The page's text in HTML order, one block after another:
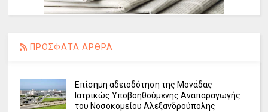
ΠΡΟΣΦΑΤΑ ΑΡΘΡΑ
Επίσημη αδειοδότηση της Μονάδας
Ιατρικώς Υποβοηθούμενης Αναπαραγωγής
του Νοσοκομείου Αλεξανδρούπολης